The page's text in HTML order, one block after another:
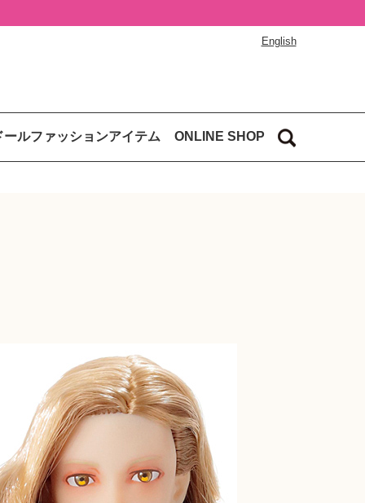
English
ールファッションアイテム ONLINE SHOP